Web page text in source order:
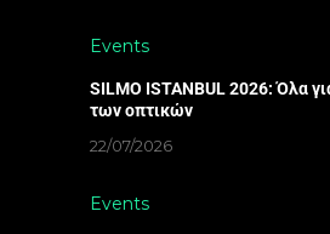
Events
SILMO ISTANBUL 2026: Όλα
των οπτικών
22/07/2026
Events